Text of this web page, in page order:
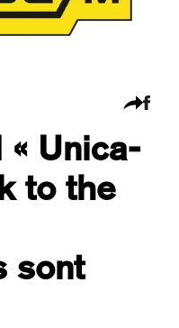
« Unica-
to the
sont